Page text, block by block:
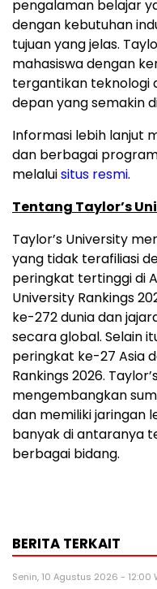
pengalaman belajar
dengan kebutuhan
tujuan yang jelas.
mahasiswa dengan
tergantikan teknologi
depan yang semakin
Informasi lebih lanjut
dan berbagai
melaluisitus resmi.
Tentang Taylor’s
Taylor’s University
yang tidak terafiliasi
peringkat tertinggi di
University Rankings
ke-272 dunia dan
secara global. Selain
peringkat ke-27 Asia
Rankings 2026.
mengembangkan
dan memiliki jaringan
banyak di antaranya
berbagai bidang.
BERITA TERKAIT
Senin, 10 Agustus 2026 - 12:00